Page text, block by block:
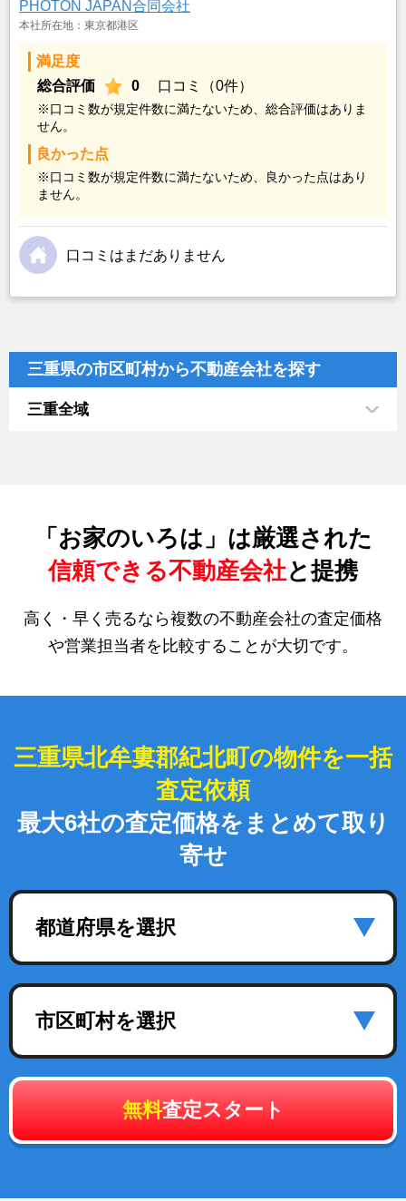
PHOTON JAPAN合同会社
本社所在地：東京都港区
満足度
総合評価
0 口コミ（0件）
※口コミ数が規定件数に満たないため、総合評価はありま
せん。
良かった点
※口コミ数が規定件数に満たないため、良かった点はあり
ません。
口コミはまだありません
三重県の市区町村から不動産会社を探す
三重全域
「お家のいろは」は厳選された
信頼できる不動産会社と提携
高く・早く売るなら複数の不動産会社の査定価格
や営業担当者を比較することが大切です。
三重県北牟婁郡紀北町の物件を一括
査定依頼
最大6社の査定価格をまとめて取り
寄せ
都道府県を選択
市区町村を選択
無料査定スタート